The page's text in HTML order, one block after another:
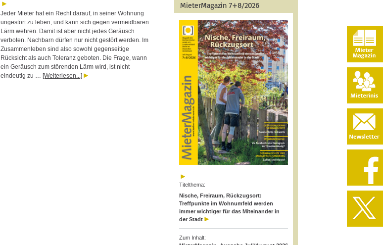
Jeder Mieter hat ein Recht darauf, in seiner Wohnung
ungestört zu leben, und kann sich gegen vermeidbaren
Lärm wehren. Damit ist aber nicht jedes Geräusch
verboten. Nachbarn dürfen nur nicht gestört werden. Im
Zusammenleben sind also sowohl gegenseitige
Rücksicht als auch Toleranz geboten. Die Frage, wann
ein Geräusch zum störenden Lärm wird, ist nicht
eindeutig zu … [Weiterlesen...]
MieterMagazin 7+8/2026
Titelthema:
Nische, Freiraum, Rückzugsort:
Treffpunkte im Wohnumfeld werden
immer wichtiger für das Miteinander in
der Stadt
Zum Inhalt: